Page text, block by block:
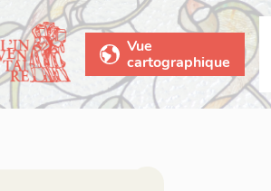
Vue
cartographique